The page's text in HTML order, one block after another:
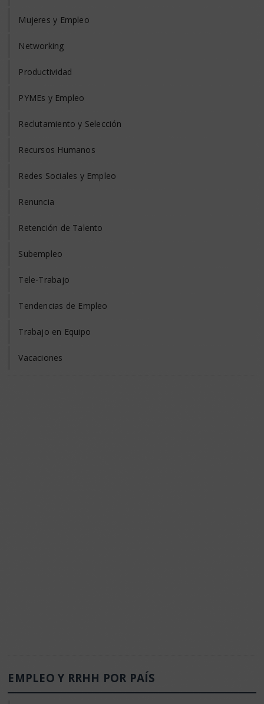
Mujeres y Empleo
Networking
Productividad
PYMEs y Empleo
Reclutamiento y Selección
Recursos Humanos
Redes Sociales y Empleo
Renuncia
Retención de Talento
Subempleo
Tele-Trabajo
Tendencias de Empleo
Trabajo en Equipo
Vacaciones
EMPLEO Y RRHH POR PAÍS